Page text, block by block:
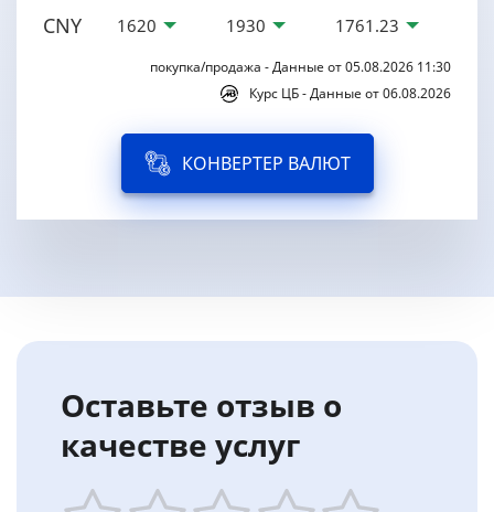
CNY 1620 1930 1761.23
покупка/продажа - Данные от 05.08.2026 11:30
Курс ЦБ - Данные от 06.08.2026
КОНВЕРТЕР ВАЛЮТ
Оставьте отзыв о
качестве услуг